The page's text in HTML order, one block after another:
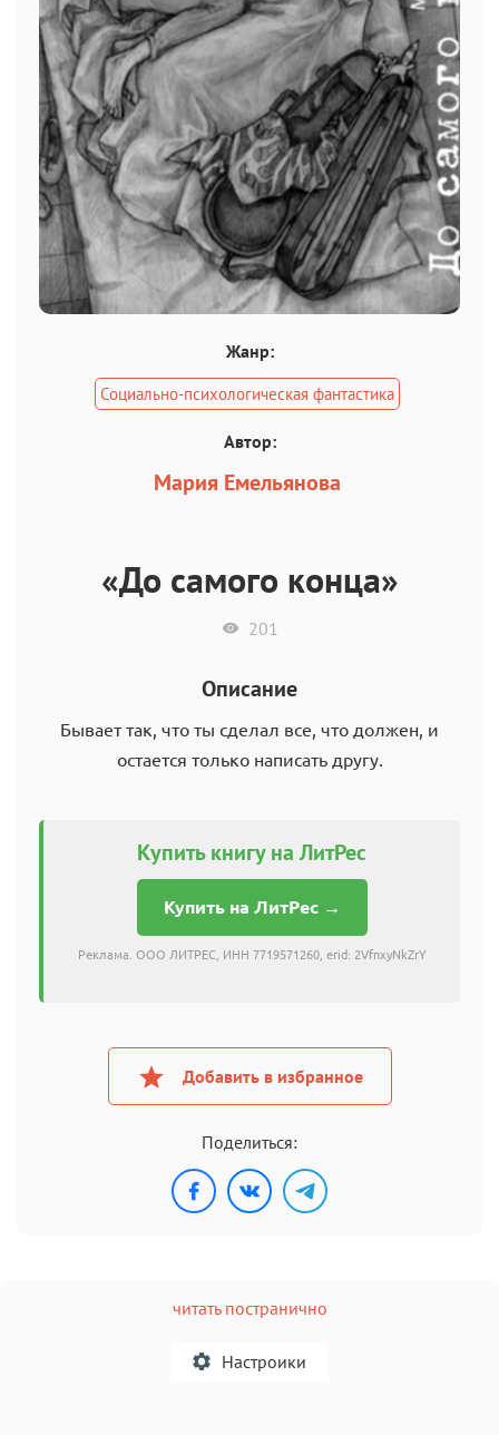
Жанр:
Социально-психологическая фантастика
Автор:
Мария Емельянова
«До самого конца»
201
Описание
Бывает так, что ты сделал все, что должен, и
остается только написать другу.
Купить книгу на ЛитРес
Купить на ЛитРес →
Реклама. ООО ЛИТРЕС, ИНН 7719571260, erid: 2VfnxyNkZrY
Добавить в избранное
Поделиться:
читать постранично
Настроики